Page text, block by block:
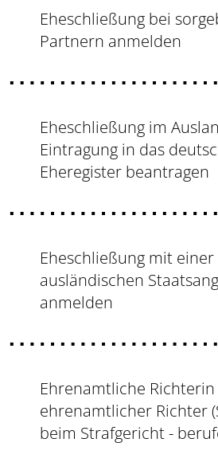
Eheschließung bei
Partnern anmelden
Eheschließung im
Eintragung in das
Eheregister beantragen
Eheschließung mit
ausländischen
anmelden
Ehrenamtliche
ehrenamtlicher Richter
beim Strafgericht -